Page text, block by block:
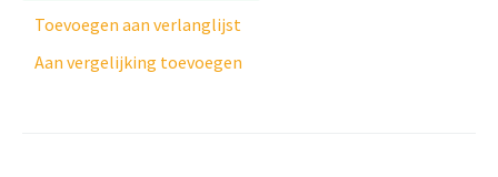
Toevoegen aan verlanglijst
Aan vergelijking toevoegen